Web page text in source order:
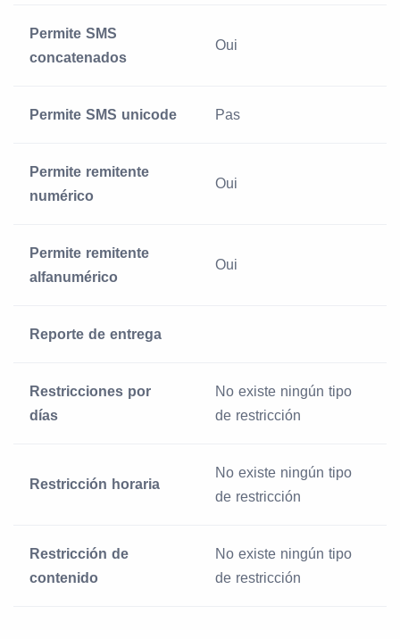
Permite SMS
concatenados
Oui
Permite SMS unicode Pas
Permite remitente
numérico
Oui
Permite remitente
alfanumérico
Oui
Reporte de entrega
Restricciones por
días
No existe ningún tipo
de restricción
Restricción horaria
No existe ningún tipo
de restricción
Restricción de
contenido
No existe ningún tipo
de restricción